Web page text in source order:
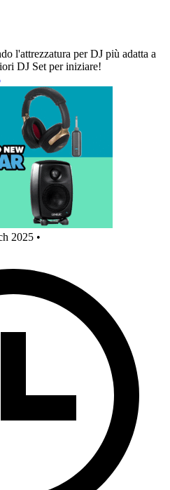
l'attrezzatura per DJ più adatta a
DJ Set per iniziare!
2025 •